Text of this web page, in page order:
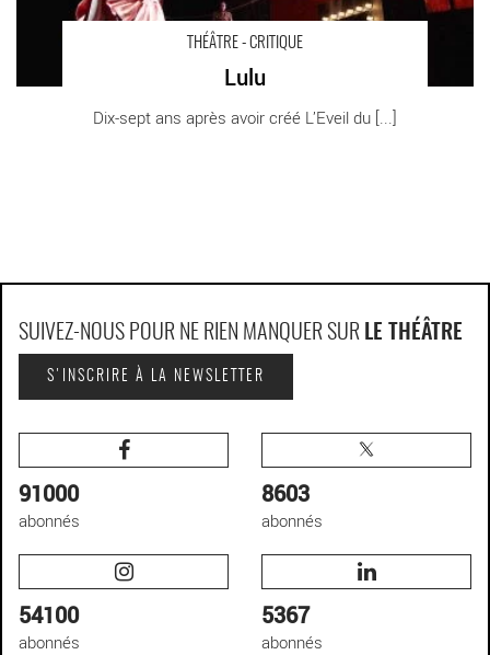
THÉÂTRE - CRITIQUE
Lulu
Dix-sept ans après avoir créé L’Eveil du [...]
SUIVEZ-NOUS POUR NE RIEN MANQUER SUR LE THÉÂTRE
S'INSCRIRE À LA NEWSLETTER
91000
abonnés
8603
abonnés
54100
abonnés
5367
abonnés